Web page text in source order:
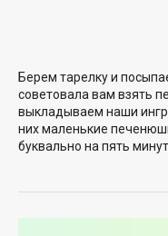
Берем тарелку и
советовала вам взять
выкладываем наши
них маленькие
буквально на пять минут.